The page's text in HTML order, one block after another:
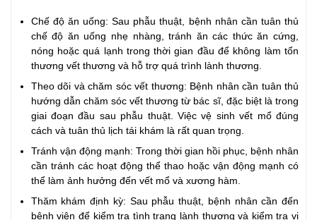
Chế độ ăn uống: Sau phẫu thuật, bệnh nhân cần tuân thủ
chế độ ăn uống nhẹ nhàng, tránh ăn các thức ăn cứng,
nóng hoặc quá lạnh trong thời gian đầu để không làm tổn
thương vết thương và hỗ trợ quá trình lành thương.
Theo dõi và chăm sóc vết thương: Bệnh nhân cần tuân thủ
hướng dẫn chăm sóc vết thương từ bác sĩ, đặc biệt là trong
giai đoạn đầu sau phẫu thuật. Việc vệ sinh vết mổ đúng
cách và tuân thủ lịch tái khám là rất quan trọng.
Tránh vận động mạnh: Trong thời gian hồi phục, bệnh nhân
cần tránh các hoạt động thể thao hoặc vận động mạnh có
thể làm ảnh hưởng đến vết mổ và xương hàm.
Thăm khám định kỳ: Sau phẫu thuật, bệnh nhân cần đến
bệnh viện để kiểm tra tình trạng lành thương và kiểm tra vị